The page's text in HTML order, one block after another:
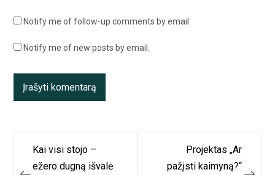
Notify me of follow-up comments by email.
Notify me of new posts by email.
Navigacija
tarp
Kai visi stojo –
ežero dugną išvalė
Projektas „Ar
pažįsti kaimyną?“